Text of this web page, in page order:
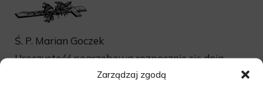
Zarządzaj zgodą
Ś. P. Marian Goczek
Uroczystość pogrzebowa rozpocznie się dnia
14.04.2016r. o godz. 11:30 mszą żałobną w Kaplicy